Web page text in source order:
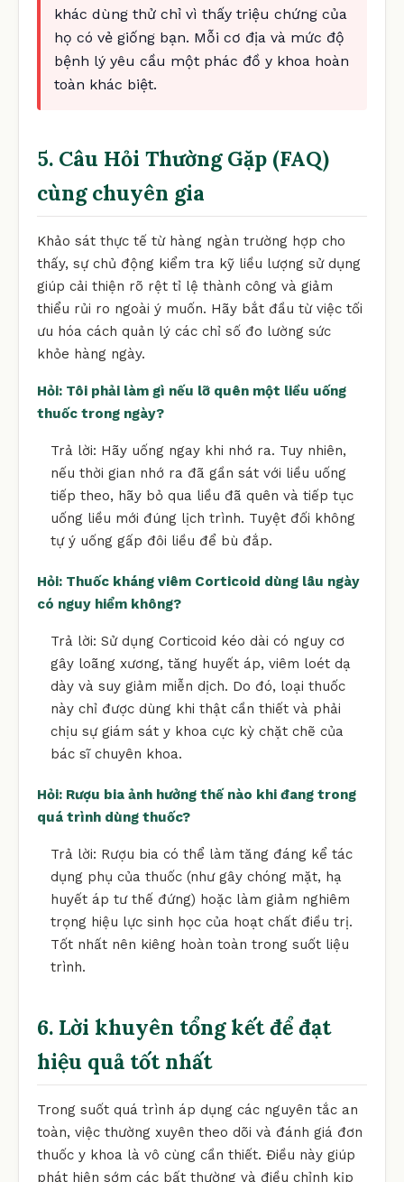
khác dùng thử chỉ vì thấy triệu chứng của
họ có vẻ giống bạn. Mỗi cơ địa và mức độ
bệnh lý yêu cầu một phác đồ y khoa hoàn
toàn khác biệt.
5. Câu Hỏi Thường Gặp (FAQ)
cùng chuyên gia
Khảo sát thực tế từ hàng ngàn trường hợp cho
thấy, sự chủ động kiểm tra kỹ liều lượng sử dụng
giúp cải thiện rõ rệt tỉ lệ thành công và giảm
thiểu rủi ro ngoài ý muốn. Hãy bắt đầu từ việc tối
ưu hóa cách quản lý các chỉ số đo lường sức
khỏe hàng ngày.
Hỏi: Tôi phải làm gì nếu lỡ quên một liều uống
thuốc trong ngày?
Trả lời: Hãy uống ngay khi nhớ ra. Tuy nhiên,
nếu thời gian nhớ ra đã gần sát với liều uống
tiếp theo, hãy bỏ qua liều đã quên và tiếp tục
uống liều mới đúng lịch trình. Tuyệt đối không
tự ý uống gấp đôi liều để bù đắp.
Hỏi: Thuốc kháng viêm Corticoid dùng lâu ngày
có nguy hiểm không?
Trả lời: Sử dụng Corticoid kéo dài có nguy cơ
gây loãng xương, tăng huyết áp, viêm loét dạ
dày và suy giảm miễn dịch. Do đó, loại thuốc
này chỉ được dùng khi thật cần thiết và phải
chịu sự giám sát y khoa cực kỳ chặt chẽ của
bác sĩ chuyên khoa.
Hỏi: Rượu bia ảnh hưởng thế nào khi đang trong
quá trình dùng thuốc?
Trả lời: Rượu bia có thể làm tăng đáng kể tác
dụng phụ của thuốc (như gây chóng mặt, hạ
huyết áp tư thế đứng) hoặc làm giảm nghiêm
trọng hiệu lực sinh học của hoạt chất điều trị.
Tốt nhất nên kiêng hoàn toàn trong suốt liệu
trình.
6. Lời khuyên tổng kết để đạt
hiệu quả tốt nhất
Trong suốt quá trình áp dụng các nguyên tắc an
toàn, việc thường xuyên theo dõi và đánh giá đơn
thuốc y khoa là vô cùng cần thiết. Điều này giúp
phát hiện sớm các bất thường và điều chỉnh kịp